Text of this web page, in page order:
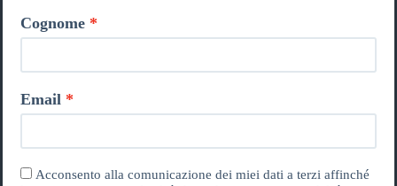
Cognome
Email
Acconsento alla comunicazione dei miei dati a terzi affinché